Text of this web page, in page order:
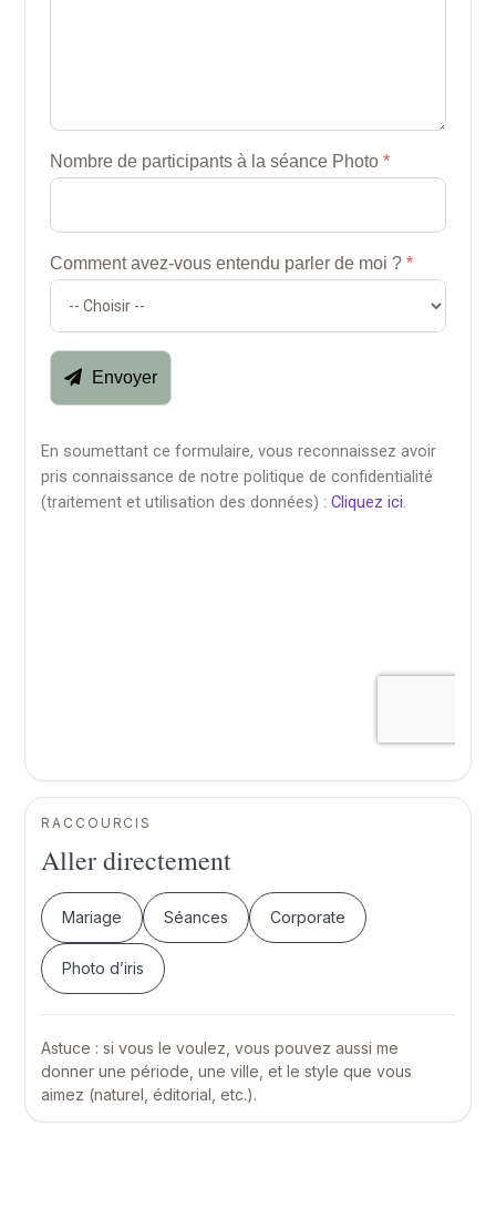
RACCOURCIS
Aller directement
Mariage Séances Corporate
Photo d’iris
Astuce : si vous le voulez, vous pouvez aussi me
donner une période, une ville, et le style que vous
aimez (naturel, éditorial, etc.).